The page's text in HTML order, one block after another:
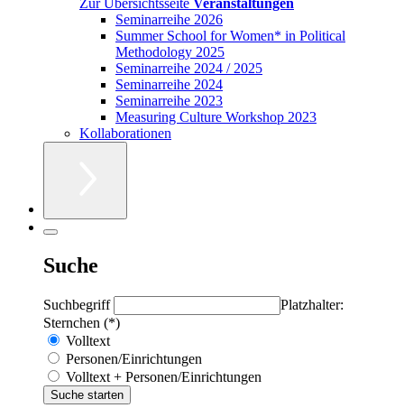
Seminarreihe 2026
Summer School for Women* in Political
Methodology 2025
Seminarreihe 2024 / 2025
Seminarreihe 2024
Seminarreihe 2023
Measuring Culture Workshop 2023
Kollaborationen
Suche
Suchbegriff
Platzhalter:
Sternchen (*)
Volltext
Personen/Einrichtungen
Volltext + Personen/Einrichtungen